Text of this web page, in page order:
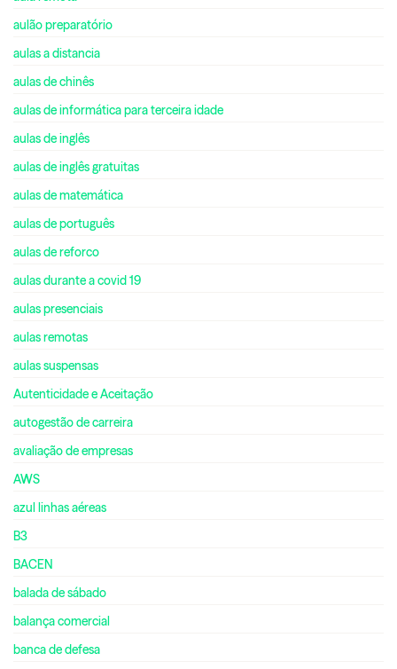
aulão preparatório
aulas a distancia
aulas de chinês
aulas de informática para terceira idade
aulas de inglês
aulas de inglês gratuitas
aulas de matemática
aulas de português
aulas de reforco
aulas durante a covid 19
aulas presenciais
aulas remotas
aulas suspensas
Autenticidade e Aceitação
autogestão de carreira
avaliação de empresas
AWS
azul linhas aéreas
B3
BACEN
balada de sábado
balança comercial
banca de defesa